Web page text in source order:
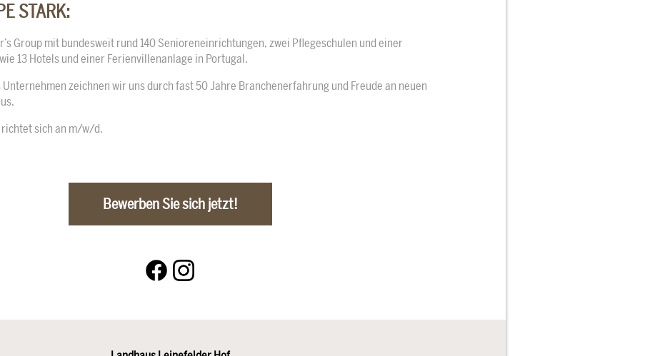
STARK:
Group mit bundesweit rund 140 Senioreneinrichtungen, zwei Pflegeschulen und einer
13 Hotels und einer Ferienvillenanlage in Portugal.
zeichnen wir uns durch fast 50 Jahre Branchenerfahrung und Freude an neuen
sich an m/w/d.
Bewerben Sie sich jetzt!